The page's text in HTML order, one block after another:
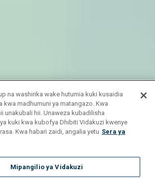
na washirika wake hutumia kuki kusaidia
kwa madhumuni ya matangazo. Kwa
unakubali hii. Unaweza kubadilisha
kuki kwa kubofya Dhibiti Vidakuzi kwenye
Kwa habari zaidi, angalia yetu Sera ya
Mipangilio ya Vidakuzi